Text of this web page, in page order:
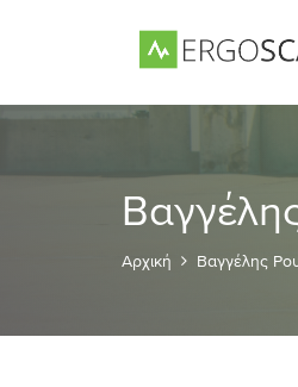
Αρχική Βαγγέλης